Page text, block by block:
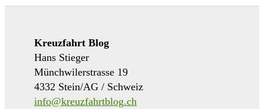
Kreuzfahrt Blog
Hans Stieger
Münchwilerstrasse 19
4332 Stein/AG / Schweiz
info@kreuzfahrtblog.ch